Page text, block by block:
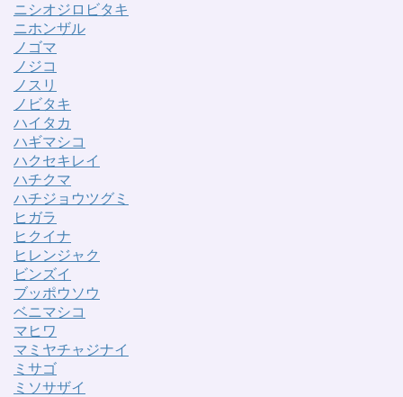
ニシオジロビタキ
ニホンザル
ノゴマ
ノジコ
ノスリ
ノビタキ
ハイタカ
ハギマシコ
ハクセキレイ
ハチクマ
ハチジョウツグミ
ヒガラ
ヒクイナ
ヒレンジャク
ビンズイ
ブッポウソウ
ベニマシコ
マヒワ
マミヤチャジナイ
ミサゴ
ミソサザイ